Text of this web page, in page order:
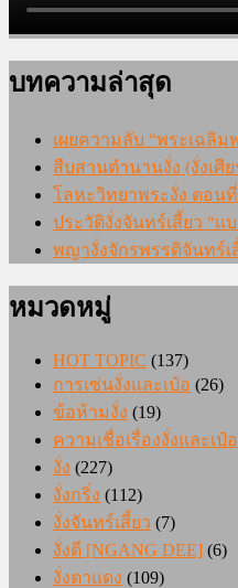
บทความล่าสุด
เผยความลับ “พระเฉลิ
สืบสานตำนานงั่ง (งั่งเศีย
โลหะวิทยาพระงั่ง ตอน
ประวัติงั่งจันทร์เสี้ยว “แ
พญางั่งจักรพรรดิจันทร์
หมวดหมู่
HOT TOPIC (137)
การเซ่นงั่งและเป๋อ (26)
ข้อห้ามงั่ง (19)
ความเชื่อเรื่องงั่งและเป๋อ
งั่ง (227)
งั่งกริ่ง (112)
งั่งจันทร์เสี้ยว (7)
งั่งดี [NGANG DEE] (6)
งั่งตาแดง (109)